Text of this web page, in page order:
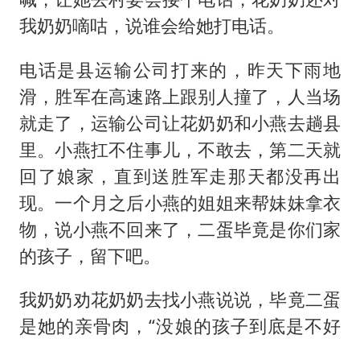
我奶奶嘀咕，说谁会给她打电话。
电话是县运输公司打来的，昨天下雨地
滑，胜军在高速路上跟别人撞了，人当场
就走了，运输公司让花奶奶和小燕去趟县
里。小燕扛不住事儿，不敢去，第二天就
回了娘家，直到送胜军走那天都没再出
现。一个月之后小燕的姐姐来帮妹妹拿衣
物，说小燕不回来了，二蛋毕竟是你们家
的孩子，留下吧。
我奶奶劝花奶奶去找小燕说说，毕竟二蛋
是她的亲骨肉，“没娘的孩子到底是不好